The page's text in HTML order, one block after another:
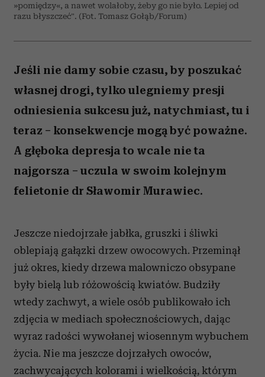
»pomiędzy«, a nawet wolałoby, żeby go nie było. Lepiej od
razu błyszczeć”. (Fot. Tomasz Gołąb/Forum)
Jeśli nie damy sobie czasu, by poszukać
własnej drogi, tylko ulegniemy presji
odniesienia sukcesu już, natychmiast, tu i
teraz – konsekwencje mogą być poważne.
A głęboka depresja to wcale nie ta
najgorsza – uczula w swoim kolejnym
felietonie dr Sławomir Murawiec.
Jeszcze niedojrzałe jabłka, gruszki i śliwki
oblepiają gałązki drzew owocowych. Przeminął
już okres, kiedy drzewa malowniczo obsypane
były bielą lub różowością kwiatów. Budziły
wtedy zachwyt, a wiele osób publikowało ich
zdjęcia w mediach społecznościowych, dając
wyraz radości wywołanej wiosennym wybuchem
życia. Nie ma jeszcze dojrzałych owoców,
zachwycających kolorami i wielkością, którym